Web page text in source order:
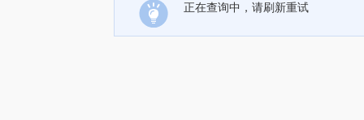
正在查询中，请刷新重试